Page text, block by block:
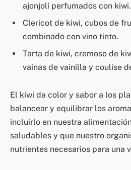
ajonjolí perfumados con kiwi.
Clericot de kiwi, cubos de
combinado con vino tinto.
Tarta de kiwi, cremoso de
vainas de vainilla y coulise
El kiwi da color y sabor a los
balancear y equilibrar los
incluirlo en nuestra
saludables y que nuestro
nutrientes necesarios para una